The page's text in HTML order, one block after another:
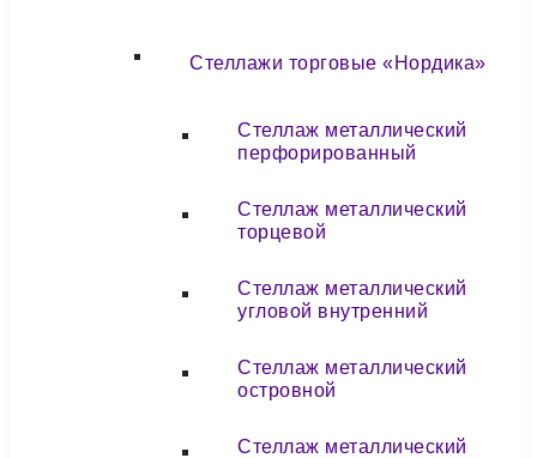
Стеллажи торговые «Нордика»
Стеллаж металлический
перфорированный
Стеллаж металлический
торцевой
Стеллаж металлический
угловой внутренний
Стеллаж металлический
островной
Стеллаж металлический